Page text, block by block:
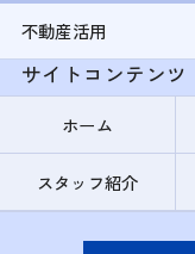
不動産活用
サイトコンテンツ
ホーム
スタッフ紹介